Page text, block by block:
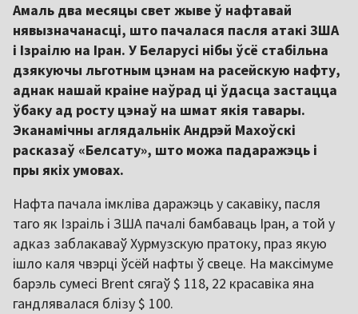
Амаль два месяцы свет жыве ў нафтавай
нявызначанасці, што пачалася пасля атакі ЗША
і Ізраілю на Іран. У Беларусі нібы ўсё стабільна
дзякуючы льготным цэнам на расейскую нафту,
аднак нашай краіне наўрад ці ўдасца застацца
ўбаку ад росту цэнаў на шмат якія тавары.
Эканамічны аглядальнік Андрэй Махоўскі
расказаў «Белсату», што можа падаражэць і
пры якіх умовах.
Нафта пачала імкліва даражэць у сакавіку, пасля
таго як Ізраіль і ЗША пачалі бамбаваць Іран, а той у
адказ заблакаваў Хурмузскую пратоку, праз якую
ішло каля чвэрці ўсёй нафты ў свеце. На максімуме
барэль сумесі Brent сягаў $ 118, 22 красавіка яна
гандлявалася блізу $ 100.